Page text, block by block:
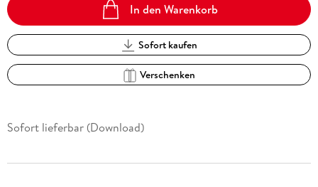
In den Warenkorb
Sofort kaufen
Verschenken
Sofort lieferbar (Download)